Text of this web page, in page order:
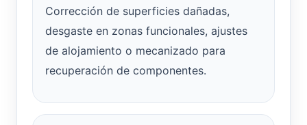
Corrección de superficies dañadas,
desgaste en zonas funcionales, ajustes
de alojamiento o mecanizado para
recuperación de componentes.